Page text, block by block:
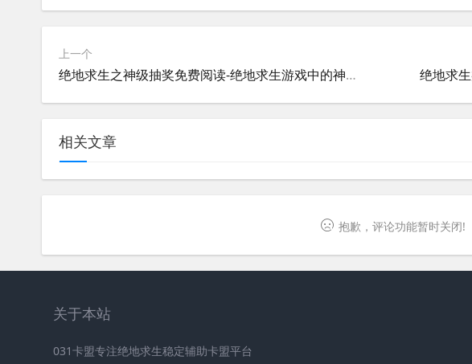
上一个
绝地求生之神级抽奖免费阅读-绝地求生游戏中的神级抽奖玩法全解析
相关文章
抱歉，评论功能暂时关闭!
关于本站
031卡盟专注绝地求生稳定辅助卡盟平台